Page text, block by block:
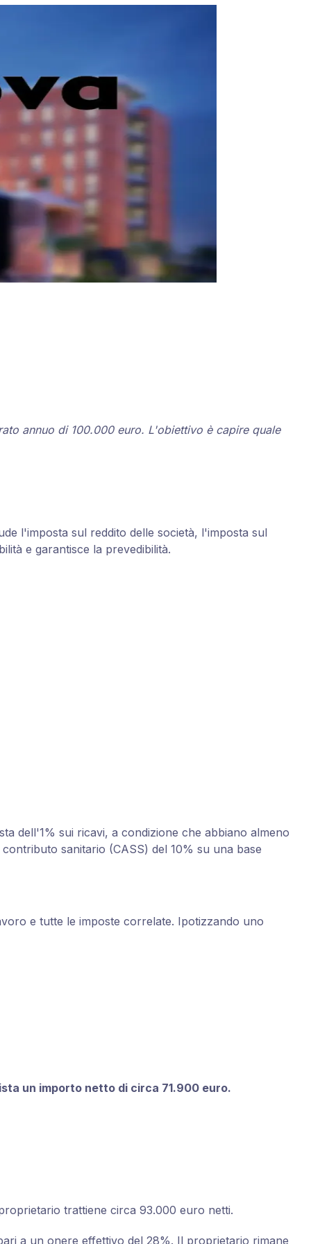
annuo di 100.000 euro. L'obiettivo è capire quale
l'imposta sul reddito delle società, l'imposta sul
e garantisce la prevedibilità.
dell'1% sui ricavi, a condizione che abbiano almeno
sanitario (CASS) del 10% su una base
e tutte le imposte correlate. Ipotizzando uno
un importo netto di circa 71.900 euro.
trattiene circa 93.000 euro netti.
a un onere effettivo del 28%. Il proprietario rimane